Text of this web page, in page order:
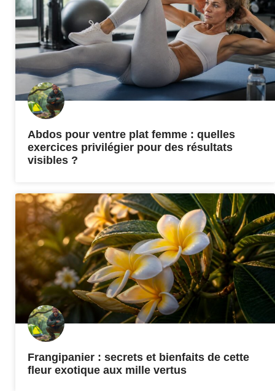
Abdos pour ventre plat femme : quelles
exercices privilégier pour des résultats
visibles ?
Frangipanier : secrets et bienfaits de cette
fleur exotique aux mille vertus